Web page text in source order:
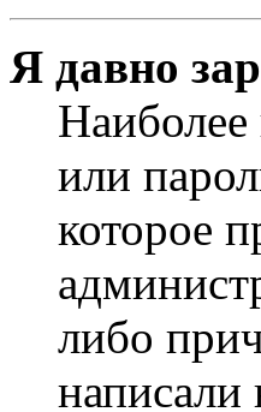
Я давно
или
которое
либо